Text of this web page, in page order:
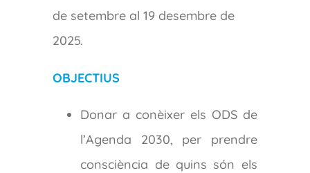
de setembre al 19 desembre de
2025.
OBJECTIUS
Donar a conèixer els ODS de
l’Agenda 2030, per prendre
consciència de quins són els